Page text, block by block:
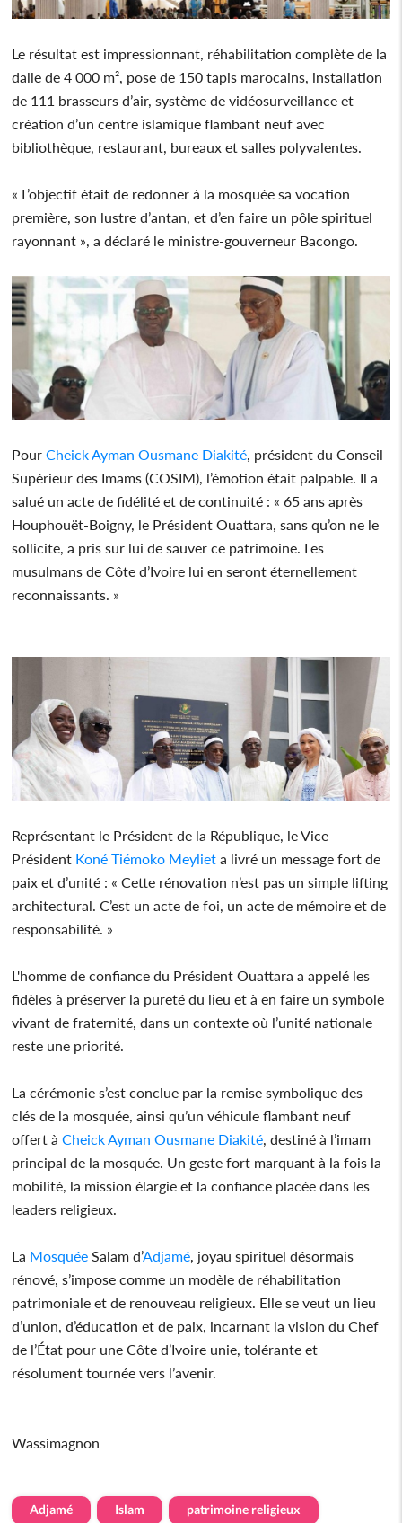
Le résultat est impressionnant, réhabilitation complète de la
dalle de 4 000 m², pose de 150 tapis marocains, installation
de 111 brasseurs d’air, système de vidéosurveillance et
création d’un centre islamique flambant neuf avec
bibliothèque, restaurant, bureaux et salles polyvalentes.
« L’objectif était de redonner à la mosquée sa vocation
première, son lustre d’antan, et d’en faire un pôle spirituel
rayonnant », a déclaré le ministre-gouverneur Bacongo.
PourCheick Ayman Ousmane Diakité , président du Conseil
Supérieur des Imams (COSIM), l’émotion était palpable. Il a
salué un acte de fidélité et de continuité : « 65 ans après
Houphouët-Boigny, le Président Ouattara, sans qu’on ne le
sollicite, a pris sur lui de sauver ce patrimoine. Les
musulmans de Côte d’Ivoire lui en seront éternellement
reconnaissants. »
Représentant le Président de la République, le Vice-
Président Koné Tiémoko Meyliet a livré un message fort de
paix et d’unité : « Cette rénovation n’est pas un simple lifting
architectural. C’est un acte de foi, un acte de mémoire et de
responsabilité. »
L'homme de confiance du Président Ouattara a appelé les
fidèles à préserver la pureté du lieu et à en faire un symbole
vivant de fraternité, dans un contexte où l’unité nationale
reste une priorité.
La cérémonie s’est conclue par la remise symbolique des
clés de la mosquée, ainsi qu’un véhicule flambant neuf
offert àCheick Ayman Ousmane Diakité , destiné à l’imam
principal de la mosquée. Un geste fort marquant à la fois la
mobilité, la mission élargie et la confiance placée dans les
leaders religieux.
La Mosquée Salam d’Adjamé , joyau spirituel désormais
rénové, s’impose comme un modèle de réhabilitation
patrimoniale et de renouveau religieux. Elle se veut un lieu
d’union, d’éducation et de paix, incarnant la vision du Chef
de l’État pour une Côte d’Ivoire unie, tolérante et
résolument tournée vers l’avenir.
Wassimagnon
Adjamé Islam patrimoine religieux